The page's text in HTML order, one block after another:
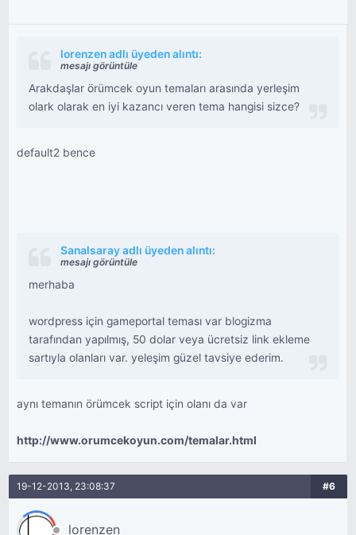
lorenzen adlı üyeden alıntı:
mesajı görüntüle
Arakdaşlar örümcek oyun temaları arasında yerleşim
olark olarak en iyi kazancı veren tema hangisi sizce?
default2 bence
Sanalsaray adlı üyeden alıntı:
mesajı görüntüle
merhaba
wordpress için gameportal teması var blogizma
tarafından yapılmış, 50 dolar veya ücretsiz link ekleme
sartıyla olanları var. yeleşim güzel tavsiye ederim.
aynı temanın örümcek script için olanı da var
http://www.orumcekoyun.com/temalar.html
19-12-2013, 23:08:37 #6
lorenzen